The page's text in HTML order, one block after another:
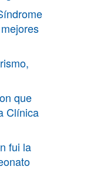
que
Clínica
fui la